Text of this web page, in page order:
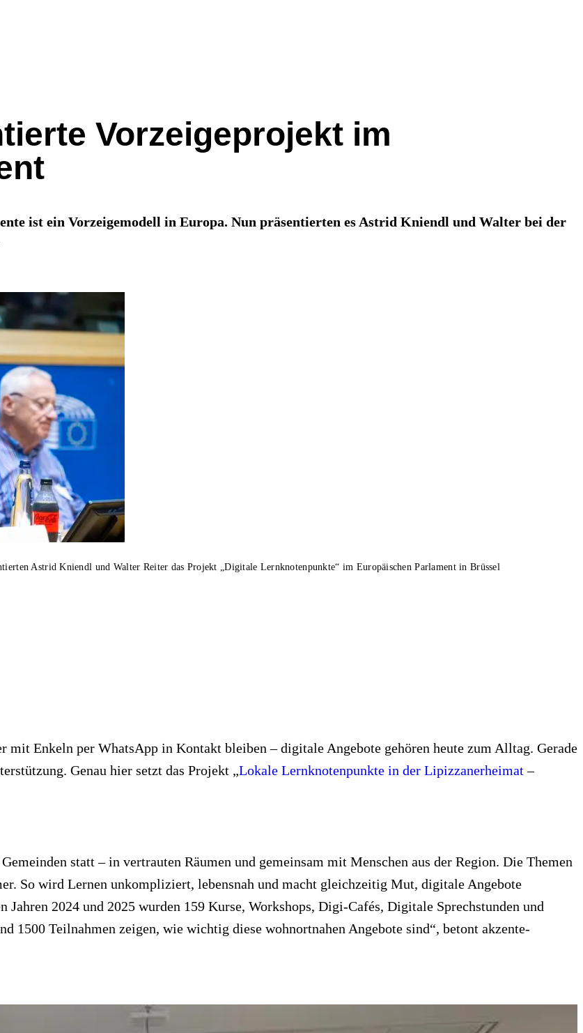
Vorzeigeprojekt im
ist ein Vorzeigemodell in Europa. Nun präsentierten es Astrid Kniendl und Walter bei der
Astrid Kniendl und Walter Reiter das Projekt „Digitale Lernknotenpunkte“ im Europäischen Parlament in Brüssel
Enkeln per WhatsApp in Kontakt bleiben – digitale Angebote gehören heute zum Alltag. Gerade
Genau hier setzt das Projekt „Lokale Lernknotenpunkte in der Lipizzanerheimat–
statt – in vertrauten Räumen und gemeinsam mit Menschen aus der Region. Die Themen
So wird Lernen unkompliziert, lebensnah und macht gleichzeitig Mut, digitale Angebote
2024 und 2025 wurden 159 Kurse, Workshops, Digi-Cafés, Digitale Sprechstunden und
1500 Teilnahmen zeigen, wie wichtig diese wohnortnahen Angebote sind“, betont akzente-